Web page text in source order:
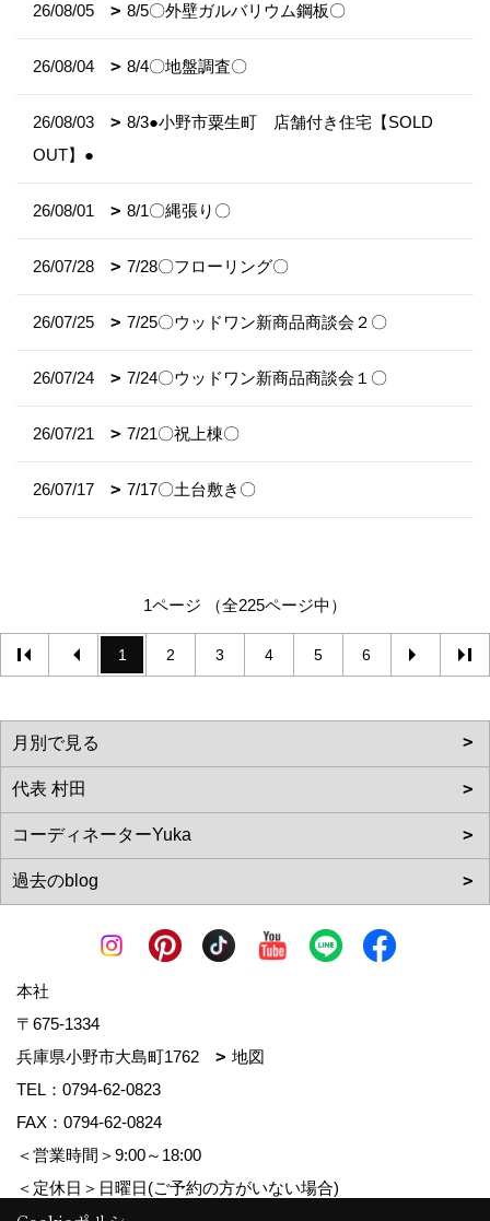
26/08/05 8/5〇外壁ガルバリウム鋼板〇
26/08/04 8/4〇地盤調査〇
26/08/03
8/3●小野市粟生町 店舗付き住宅【SOLD
OUT】●
26/08/01 8/1〇縄張り〇
26/07/28 7/28〇フローリング〇
26/07/25 7/25〇ウッドワン新商品商談会２〇
26/07/24 7/24〇ウッドワン新商品商談会１〇
26/07/21 7/21〇祝上棟〇
26/07/17 7/17〇土台敷き〇
1ページ （全225ページ中）
1 2 3 4 5 6
本社
〒675-1334
兵庫県小野市大島町1762
地図
TEL： 0794-62-0823
FAX：0794-62-0824
＜営業時間＞9:00～18:00
＜定休日＞日曜日(ご予約の方がいない場合)